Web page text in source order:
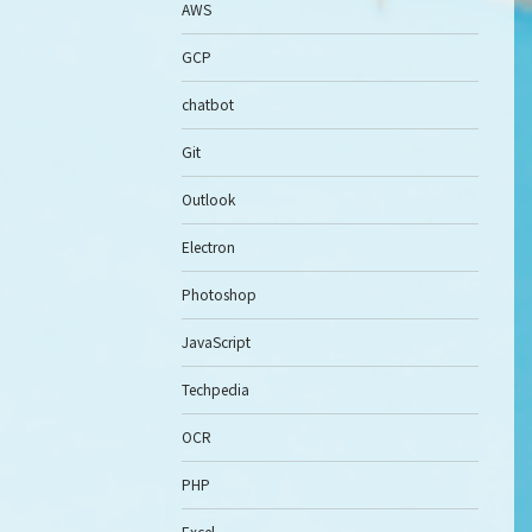
AWS
GCP
chatbot
Git
Outlook
Electron
Photoshop
JavaScript
Techpedia
OCR
PHP